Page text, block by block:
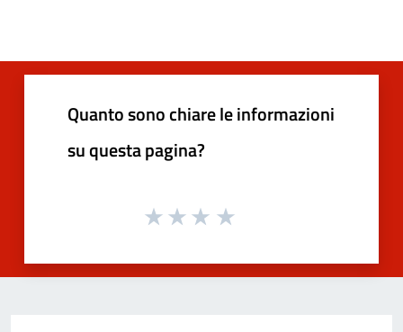
Quanto sono chiare le informazioni
su questa pagina?